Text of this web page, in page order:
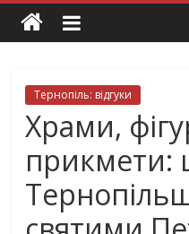
Тернопіль: відгуки
Храми,
прикмети: